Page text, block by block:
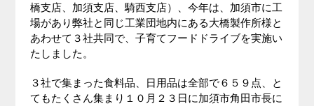
橋支店、加須支店、騎西支店）、今年は、加須市に工
場があり弊社と同じ工業団地内にある大橋製作所様と
あわせて３社共同で、子育てフードドライブを実施い
たしました。
３社で集まった食料品、日用品は全部で６５９点、と
てもたくさん集まり１０月２３日に加須市角田市長に